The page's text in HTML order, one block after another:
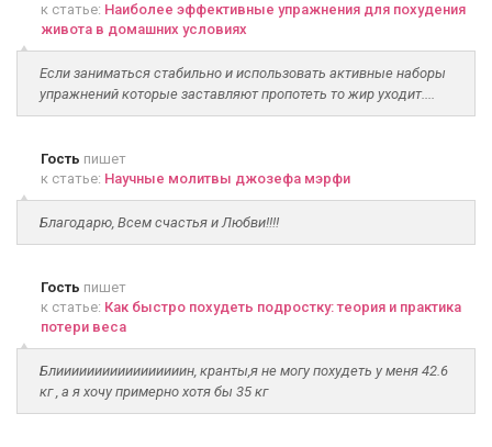
к статье: Наиболее эффективные упражнения для похудения
живота в домашних условиях
Если заниматься стабильно и использовать активные наборы
упражнений которые заставляют пропотеть то жир уходит....
Гость пишет
к статье: Научные молитвы джозефа мэрфи
Благодарю, Всем счастья и Любви!!!!
Гость пишет
к статье: Как быстро похудеть подростку: теория и практика
потери веса
Блииииииииииииииииин, кранты,я не могу похудеть у меня 42.6
кг , а я хочу примерно хотя бы 35 кг